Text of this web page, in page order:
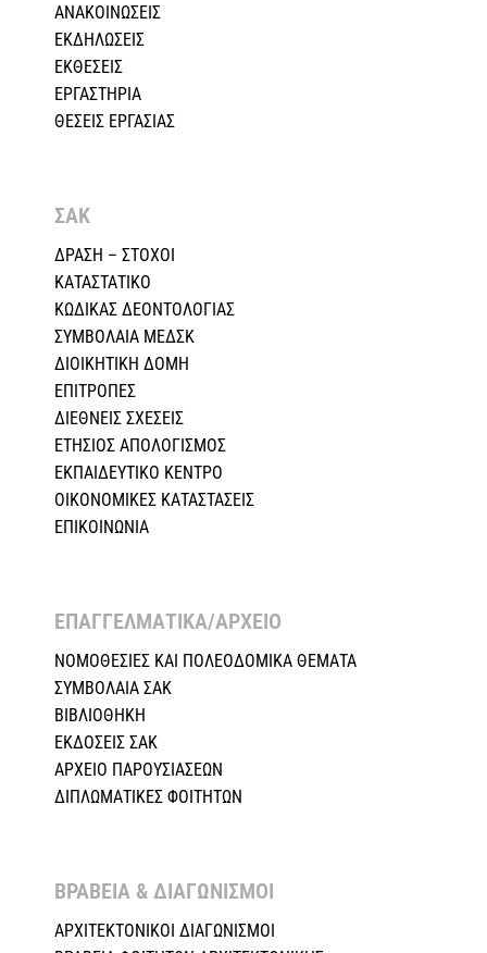
ΑΝΑΚΟΙΝΩΣΕΙΣ
ΕΚΔΗΛΩΣΕΙΣ
ΕΚΘΕΣΕΙΣ
ΕΡΓΑΣΤΗΡΙΑ
ΘΕΣΕΙΣ ΕΡΓΑΣΙΑΣ
ΣΑΚ
ΔΡΑΣΗ – ΣΤΟΧΟΙ
ΚΑΤΑΣΤΑΤΙΚΟ
ΚΩΔΙΚΑΣ ΔΕΟΝΤΟΛΟΓΙΑΣ
ΣΥΜΒΟΛΑΙΑ ΜΕΔΣΚ
ΔΙΟΙΚΗΤΙΚΗ ΔΟΜΗ
ΕΠΙΤΡΟΠΕΣ
ΔΙΕΘΝΕΙΣ ΣΧΕΣEIΣ
ΕΤΗΣΙΟΣ ΑΠΟΛΟΓΙΣΜΟΣ
ΕΚΠΑΙΔΕΥΤΙΚΟ ΚΕΝΤΡΟ
ΟΙΚΟΝΟΜΙΚΕΣ ΚΑΤΑΣΤΑΣΕΙΣ
ΕΠΙΚΟΙΝΩΝΙΑ
ΕΠΑΓΓΕΛΜΑΤΙΚΑ/ΑΡΧΕΙΟ ​
ΝΟΜΟΘΕΣΙΕΣ KAI ΠΟΛΕΟΔΟΜΙΚΑ ΘΕΜΑΤΑ
ΣΥΜΒΟΛΑΙΑ ΣΑΚ
ΒΙΒΛΙΟΘΗΚΗ
ΕΚΔΟΣΕΙΣ ΣΑΚ
ΑΡΧΕΙΟ ΠΑΡΟΥΣΙΑΣΕΩΝ
ΔΙΠΛΩΜΑΤΙΚΕΣ ΦΟΙΤΗΤΩΝ
ΒΡΑΒΕΙΑ & ΔΙΑΓΩΝΙΣΜΟΙ ​
ΑΡΧΙΤΕΚΤΟΝΙΚΟΙ ΔΙΑΓΩΝΙΣΜΟΙ